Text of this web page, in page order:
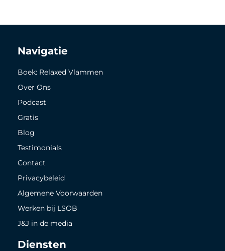
Navigatie
Boek: Relaxed Vlammen
Over Ons
Podcast
Gratis
Blog
Testimonials
Contact
Privacybeleid
Algemene Voorwaarden
Werken bij LSOB
J&J in de media
Diensten